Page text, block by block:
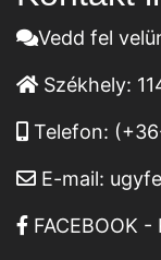
Vedd fel
Székhely:
Telefon:
E-mail:
FACEBOOK